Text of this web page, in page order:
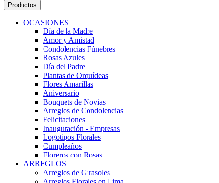
Productos
OCASIONES
Día de la Madre
Amor y Amistad
Condolencias Fúnebres
Rosas Azules
Día del Padre
Plantas de Orquídeas
Flores Amarillas
Aniversario
Bouquets de Novias
Arreglos de Condolencias
Felicitaciones
Inauguración - Empresas
Logotipos Florales
Cumpleaños
Floreros con Rosas
ARREGLOS
Arreglos de Girasoles
Arreglos Florales en Lima